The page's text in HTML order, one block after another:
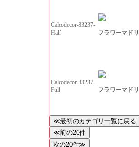
Calcodecor-83237-
Half
フラワーマド
Calcodecor-83237-
Full
フラワーマド